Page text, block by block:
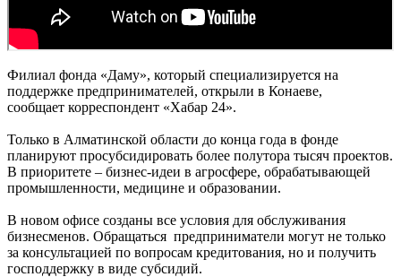
Филиал фонда «Даму», который специализируется на
поддержке предпринимателей, открыли в Конаеве,
сообщает корреспондент «Хабар 24».
Только в Алматинской области до конца года в фонде
планируют просубсидировать более полутора тысяч проектов.
В приоритете – бизнес-идеи в агросфере, обрабатывающей
промышленности, медицине и образовании.
В новом офисе созданы все условия для обслуживания
бизнесменов. Обращаться предприниматели могут не только
за консультацией по вопросам кредитования, но и получить
господдержку в виде субсидий.